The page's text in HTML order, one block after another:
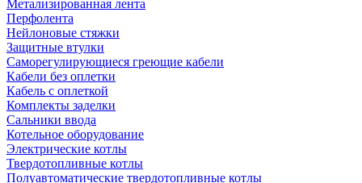
Метализированная лента
Перфолента
Нейлоновые стяжки
Защитные втулки
Саморегулирующиеся греющие кабели
Кабели без оплетки
Кабель с оплеткой
Комплекты заделки
Сальники ввода
Котельное оборудование
Электрические котлы
Твердотопливные котлы
Полуавтоматические твердотопливные котлы